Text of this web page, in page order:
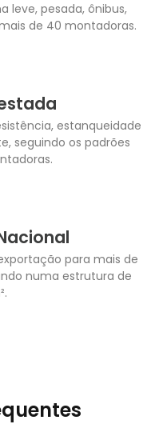
leve, pesada, ônibus,
de 40 montadoras.
estanqueidade
seguindo os padrões
para mais de
numa estrutura de